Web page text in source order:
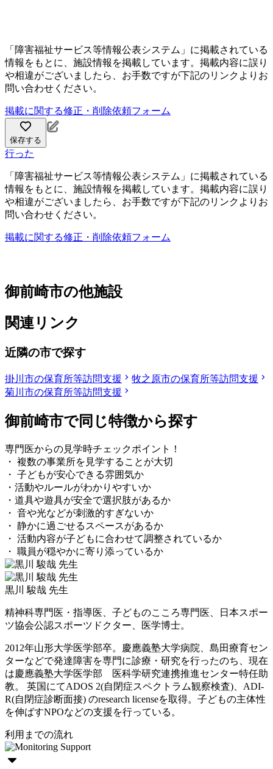
「障害福祉サービス等情報公表システム」に掲載されている
情報をもとに、施設情報を掲載しています。掲載内容に誤り
や相違がございましたら、お手数ですが下記のリンクよりお
問い合わせください。
掲載に関する修正・削除依頼フォーム
保存する
行った
「障害福祉サービス等情報公表システム」に掲載されている
情報をもとに、施設情報を掲載しています。掲載内容に誤り
や相違がございましたら、お手数ですが下記のリンクよりお
問い合わせください。
掲載に関する修正・削除依頼フォーム
御前崎市の他施設
関連リンク
近隣の市で探す
掛川市の保育所等訪問支援
牧之原市の保育所等訪問支援
菊川市の保育所等訪問支援
御前崎市で同じ特徴から探す
専門医からの見学時チェックポイント！
・ 複数の事業所を見学することが大切
・ 子どもが安心できる雰囲気か
・活動やルールがわかりやすいか
・道具や遊具が安全で選択肢があるか
・ 音や光などが刺激的すぎないか
・ 静かに過ごせるスペースがあるか
・ 活動内容が子どもに合わせて調整されているか
・ 職員が穏やかに寄り添っているか
黒川 駿哉 先生
精神科専門医・指導医、子どものこころ専門医、日本スポー
ツ協会公認スポーツドクター、医学博士。
2012年山形大学医学部卒。慶應義塾大学病院、島田療育セン
ターなどで発達障害を専門に診療・研究を行ったのち、現在
は慶應義塾大学医学部 医科学研究連携推進センター特任助
教。 英国にてADOS 2(自閉症スペクトラム観察検査)、ADI-
R(自閉症診断面接) のresearch licenseを取得。子どもの主体性
を伸ばすNPOなどの支援を行っている。
利用までの流れ